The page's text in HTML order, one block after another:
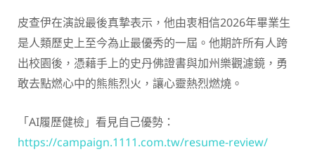
皮查伊在演說最後真摯表示，他由衷相信2026年畢業生
是人類歷史上至今為止最優秀的一屆。他期許所有人跨
出校園後，憑藉手上的史丹佛證書與加州樂觀濾鏡，勇
敢去點燃心中的熊熊烈火，讓心靈熱烈燃燒。
「AI履歷健檢」看見自己優勢：
https://campaign.1111.com.tw/resume-review/